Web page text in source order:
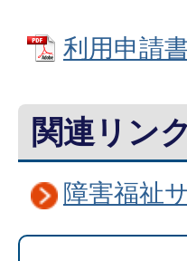
利用申請
関連リンク
障害福祉